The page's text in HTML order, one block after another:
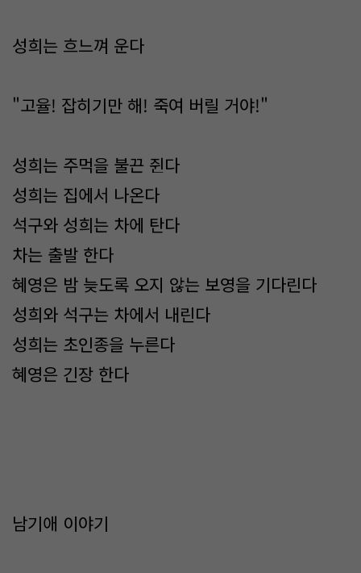
성희는 흐느껴 운다
"고율! 잡히기만 해! 죽여 버릴 거야!"
성희는 주먹을 불끈 쥔다
성희는 집에서 나온다
석구와 성희는 차에 탄다
차는 출발 한다
혜영은 밤 늦도록 오지 않는 보영을 기다린다
성희와 석구는 차에서 내린다
성희는 초인종을 누른다
혜영은 긴장 한다
남기애 이야기